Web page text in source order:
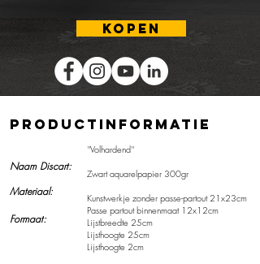
kopen
Productinformatie
Naam Discart:
Materiaal:
Formaat:
''Volhardend''
Zwart aquarelpapier 300gr
Kunstwerkje zonder passe-partout 21x23cm
Passe partout binnenmaat 12x12cm
Lijstbreedte 25cm
Lijsthoogte 25cm
Lijsthoogte 2cm